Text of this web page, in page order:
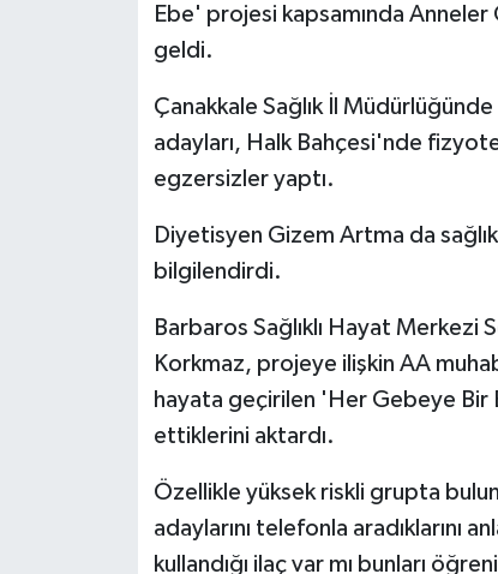
Ebe' projesi kapsamında
geldi.
Çanakkale Sağlık İl
adayları, Halk Bahçesi'nde
egzersizler yaptı.
Diyetisyen Gizem Artma da
bilgilendirdi.
Barbaros Sağlıklı Hayat
Korkmaz, projeye ilişkin AA
hayata geçirilen 'Her Gebeye
ettiklerini aktardı.
Özellikle yüksek riskli grupta
adaylarını telefonla aradıklarını
kullandığı ilaç var mı bunları
Tarım ve Ekonomi